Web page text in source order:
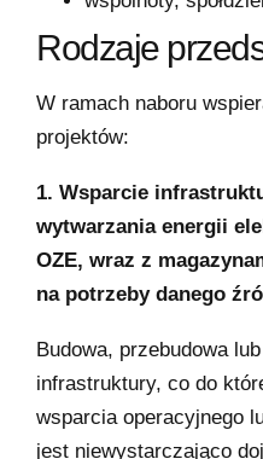
Rodzaje
W ramach naboru
projektów:
1. Wsparcie
wytwarzania energii
OZE, wraz z
na potrzeby danego
Budowa, przebudowa
infrastruktury, co do
wsparcia operacyjnego
jest niewystarczająco